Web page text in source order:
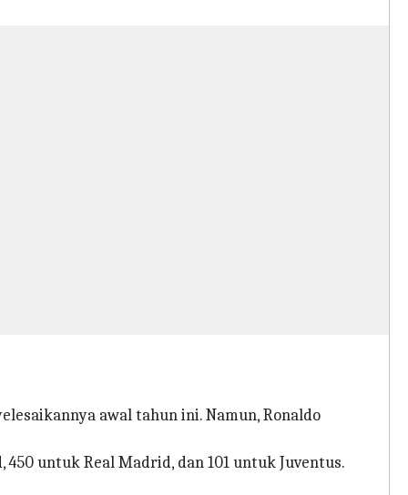
awal tahun ini. Namun, Ronaldo
untuk Real Madrid, dan 101 untuk Juventus.